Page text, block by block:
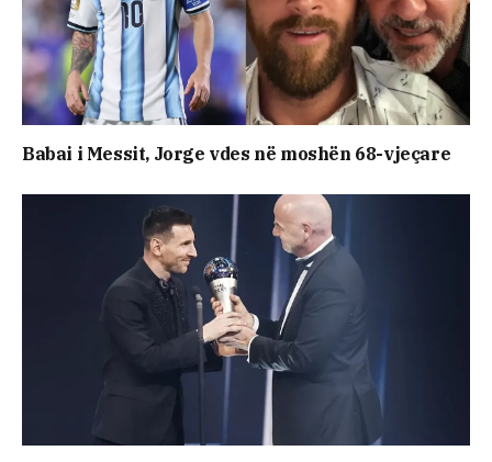
Babai i Messit, Jorge vdes në moshën 68-vjeçare